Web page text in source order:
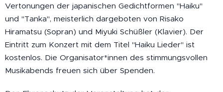
Vertonungen der japanischen Gedichtformen "Haiku"
und "Tanka", meisterlich dargeboten von Risako
Hiramatsu (Sopran) und Miyuki Schüßler (Klavier). Der
Eintritt zum Konzert mit dem Titel "Haiku Lieder" ist
kostenlos. Die Organisator*innen des stimmungsvollen
Musikabends freuen sich über Spenden.